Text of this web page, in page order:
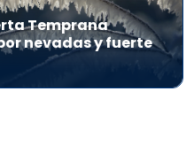
Temprana
nevadas y fuerte